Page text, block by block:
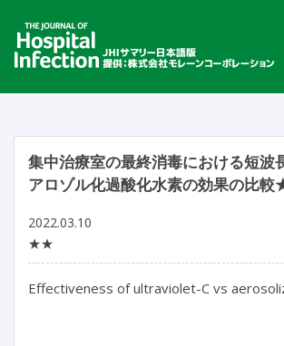
集中治療室の最終消毒における短波
アロゾル化過酸化水素の効果の比
2022.03.10
★★
Effectiveness of ultraviolet-C vs